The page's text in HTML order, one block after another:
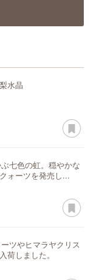
水晶
七色の虹。穏やかな
ォーツを発売し...
ツやヒマラヤクリス
荷しました。